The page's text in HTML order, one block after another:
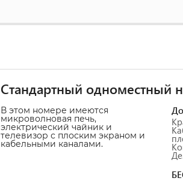
Стандартный одноместный
В этом номере имеются
микроволновая печь,
электрический чайник и
телевизор с плоским экраном и
кабельными каналами.